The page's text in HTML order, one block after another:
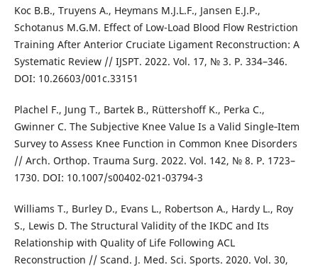
Koc B.B., Truyens A., Heymans M.J.L.F., Jansen E.J.P.,
Schotanus M.G.M. Effect of Low-Load Blood Flow Restriction
Training After Anterior Cruciate Ligament Reconstruction: A
Systematic Review // IJSPT. 2022. Vol. 17, № 3. Р. 334–346.
DOI: 10.26603/001c.33151
Plachel F., Jung T., Bartek B., Rüttershoff K., Perka C.,
Gwinner C. The Subjective Knee Value Is a Valid Single‑Item
Survey to Assess Knee Function in Common Knee Disorders
// Arch. Orthop. Trauma Surg. 2022. Vol. 142, № 8. Р. 1723–
1730. DOI: 10.1007/s00402-021-03794-3
Williams T., Burley D., Evans L., Robertson A., Hardy L., Roy
S., Lewis D. The Structural Validity of the IKDC and Its
Relationship with Quality of Life Following ACL
Reconstruction // Scand. J. Med. Sci. Sports. 2020. Vol. 30,